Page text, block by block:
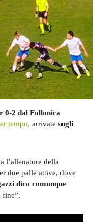
0-2 dal Follonica
tempo, arrivate sugli
l’allenatore della
due palle attive, dove
dico comunque
fine”.